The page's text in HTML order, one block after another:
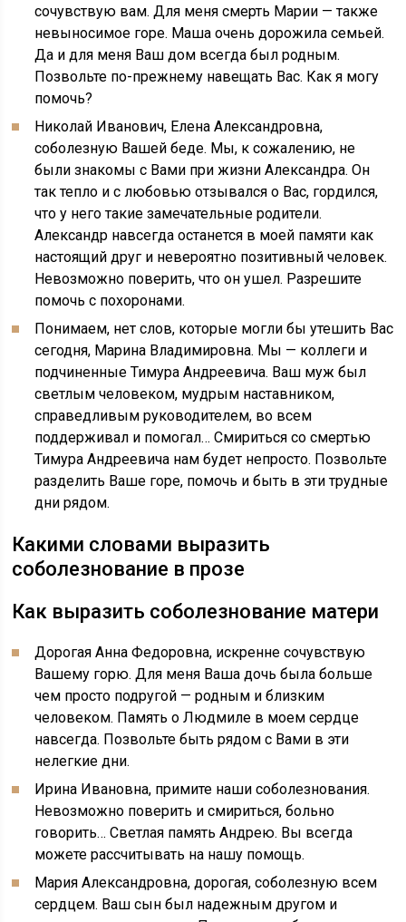
сочувствую вам. Для меня смерть Марии — также
невыносимое горе. Маша очень дорожила семьей.
Да и для меня Ваш дом всегда был родным.
Позвольте по-прежнему навещать Вас. Как я могу
помочь?
Николай Иванович, Елена Александровна,
соболезную Вашей беде. Мы, к сожалению, не
были знакомы с Вами при жизни Александра. Он
так тепло и с любовью отзывался о Вас, гордился,
что у него такие замечательные родители.
Александр навсегда останется в моей памяти как
настоящий друг и невероятно позитивный человек.
Невозможно поверить, что он ушел. Разрешите
помочь с похоронами.
Понимаем, нет слов, которые могли бы утешить Вас
сегодня, Марина Владимировна. Мы — коллеги и
подчиненные Тимура Андреевича. Ваш муж был
светлым человеком, мудрым наставником,
справедливым руководителем, во всем
поддерживал и помогал… Смириться со смертью
Тимура Андреевича нам будет непросто. Позвольте
разделить Ваше горе, помочь и быть в эти трудные
дни рядом.
Какими словами выразить
соболезнование в прозе
Как выразить соболезнование матери
Дорогая Анна Федоровна, искренне сочувствую
Вашему горю. Для меня Ваша дочь была больше
чем просто подругой — родным и близким
человеком. Память о Людмиле в моем сердце
навсегда. Позвольте быть рядом с Вами в эти
нелегкие дни.
Ирина Ивановна, примите наши соболезнования.
Невозможно поверить и смириться, больно
говорить… Светлая память Андрею. Вы всегда
можете рассчитывать на нашу помощь.
Мария Александровна, дорогая, соболезную всем
сердцем. Ваш сын был надежным другом и